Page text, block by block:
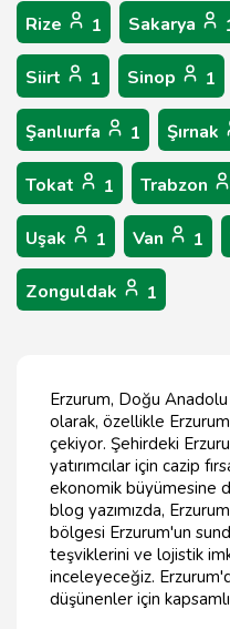
Rize 1 Sakarya
Siirt 1 Sinop 1
Şanlıurfa 1 Şırnak
Tokat 1 Trabzon
Uşak 1 Van 1
Zonguldak 1
Erzurum, Doğu Anadolu
olarak, özellikle
çekiyor. Şehirdeki
yatırımcılar için cazip
ekonomik büyümesine
blog yazımızda,
bölgesi Erzurum'un
teşviklerini ve lojistik
inceleyeceğiz.
düşünenler için